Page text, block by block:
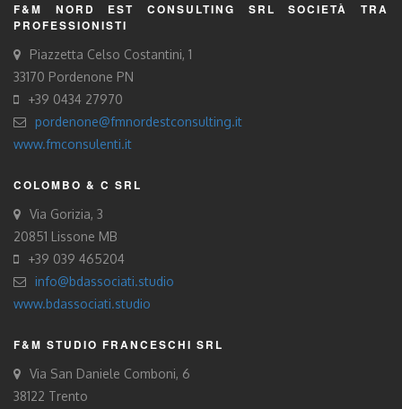
F&M NORD EST CONSULTING SRL SOCIETÀ TRA
PROFESSIONISTI
Piazzetta Celso Costantini, 1
33170 Pordenone PN
+39 0434 27970
pordenone@fmnordestconsulting.it
www.fmconsulenti.it
COLOMBO & C SRL
Via Gorizia, 3
20851 Lissone MB
+39 039 465204
info@bdassociati.studio
www.bdassociati.studio
F&M STUDIO FRANCESCHI SRL
Via San Daniele Comboni, 6
38122 Trento